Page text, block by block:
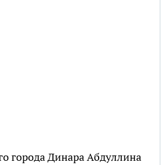
города Динара Абдуллина